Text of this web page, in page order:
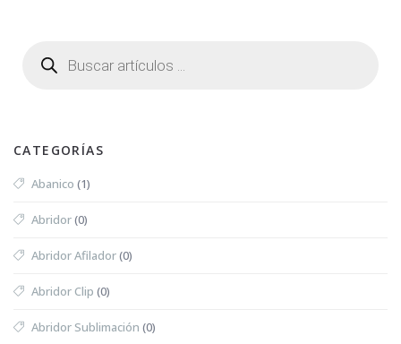
CATEGORÍAS
Abanico (1)
Abridor(0)
Abridor Afilador(0)
Abridor Clip (0)
Abridor Sublimación (0)